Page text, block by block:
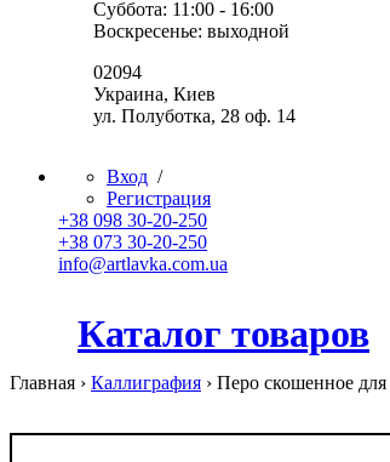
Суббота: 11:00 - 16:00
Воскресенье: выходной
02094
Украина, Киев
ул. Полуботка, 28 оф. 14
Вход /
Регистрация
+38 098 30-20-250
+38 073 30-20-250
info@artlavka.com.ua
Каталог товаров
Главная › Каллиграфия › Перо скошенное